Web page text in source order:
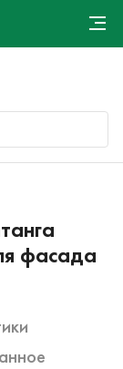
и доставка
фасада